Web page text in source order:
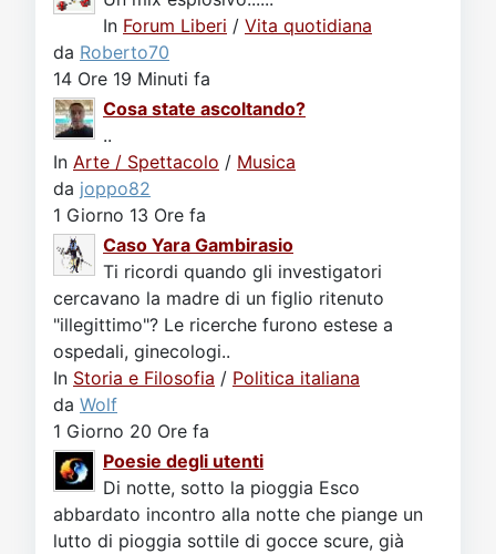
In Forum Liberi / Vita quotidiana
da Roberto70
14 Ore 19 Minuti fa
Cosa state ascoltando?
..
In Arte / Spettacolo / Musica
da joppo82
1 Giorno 13 Ore fa
Caso Yara Gambirasio
Ti ricordi quando gli investigatori
cercavano la madre di un figlio ritenuto
"illegittimo"? Le ricerche furono estese a
ospedali, ginecologi..
In Storia e Filosofia / Politica italiana
da Wolf
1 Giorno 20 Ore fa
Poesie degli utenti
Di notte, sotto la pioggia Esco
abbardato incontro alla notte che piange un
lutto di pioggia sottile di gocce scure, già